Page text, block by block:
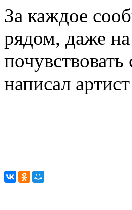
За каждое
рядом, даже
написал